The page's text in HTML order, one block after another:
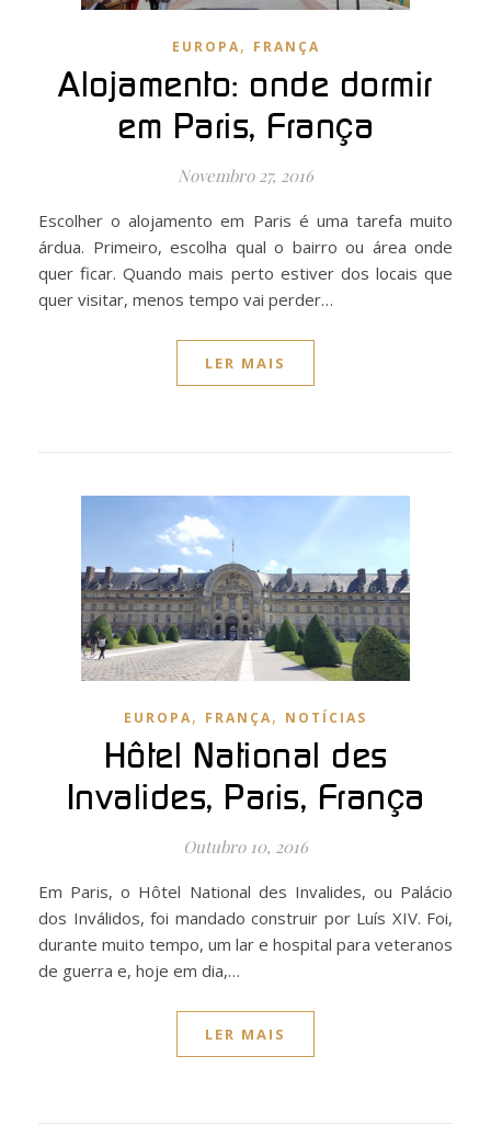
EUROPA, FRANÇA
Alojamento: onde dormir
em Paris, França
Novembro 27, 2016
Escolher o alojamento em Paris é uma tarefa muito
árdua. Primeiro, escolha qual o bairro ou área onde
quer ficar. Quando mais perto estiver dos locais que
quer visitar, menos tempo vai perder…
LER MAIS
EUROPA, FRANÇA, NOTÍCIAS
Hôtel National des
Invalides, Paris, França
Outubro 10, 2016
Em Paris, o Hôtel National des Invalides, ou Palácio
dos Inválidos, foi mandado construir por Luís XIV. Foi,
durante muito tempo, um lar e hospital para veteranos
de guerra e, hoje em dia,…
LER MAIS